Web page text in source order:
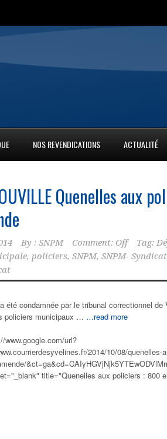
NOS REVENDICATIONS ACTUALITÉ
Quenelles aux
By : SNPM Comment: Off Tag:
, policiers, SNPM, SNPM-
été condamnée par le tribunal correctionnel
policiers municipaux … …read more
www.google.com/url?
2014/10/08/quenelles-
title="Quenelles aux policiers : 800